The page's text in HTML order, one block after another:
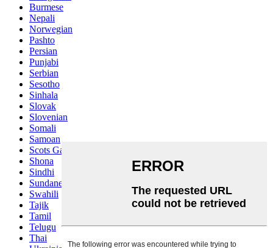
Burmese
Nepali
Norwegian
Pashto
Persian
Punjabi
Serbian
Sesotho
Sinhala
Slovak
Slovenian
Somali
Samoan
Scots Gaelic
Shona
Sindhi
Sundanese
Swahili
Tajik
Tamil
Telugu
Thai